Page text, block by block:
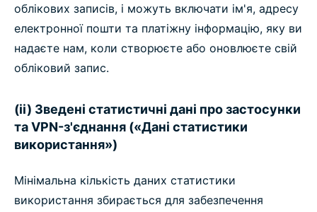
облікових записів, і можуть включати ім'я, адресу
електронної пошти та платіжну інформацію, яку ви
надаєте нам, коли створюєте або оновлюєте свій
обліковий запис.
(ii) Зведені статистичні дані про застосунки
та VPN-з'єднання («Дані статистики
використання»)
Мінімальна кількість даних статистики
використання збирається для забезпечення